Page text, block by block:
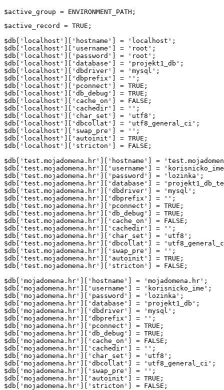
$active_group = ENVIRONMENT_PATH;
$active_record = TRUE;
$db['localhost']['hostname'] = 'localhost';
$db['localhost']['username'] = 'root';
$db['localhost']['password'] = 'root';
$db['localhost']['database'] = 'projekt1_db';
$db['localhost']['dbdriver'] = 'mysql';
$db['localhost']['dbprefix'] = '';
$db['localhost']['pconnect'] = TRUE;
$db['localhost']['db_debug'] = TRUE;
$db['localhost']['cache_on'] = FALSE;
$db['localhost']['cachedir'] = '';
$db['localhost']['char_set'] = 'utf8';
$db['localhost']['dbcollat'] = 'utf8_general_ci';
$db['localhost']['swap_pre'] = '';
$db['localhost']['autoinit'] = TRUE;
$db['localhost']['stricton'] = FALSE;
$db['test.mojadomena.hr']['hostname'] =
$db['test.mojadomena.hr']['username'] =
$db['test.mojadomena.hr']['password'] = 'lozinka';
$db['test.mojadomena.hr']['database'] =
$db['test.mojadomena.hr']['dbdriver'] = 'mysql';
$db['test.mojadomena.hr']['dbprefix'] = '';
$db['test.mojadomena.hr']['pconnect'] = TRUE;
$db['test.mojadomena.hr']['db_debug'] = TRUE;
$db['test.mojadomena.hr']['cache_on'] = FALSE;
$db['test.mojadomena.hr']['cachedir'] = '';
$db['test.mojadomena.hr']['char_set'] = 'utf8';
$db['test.mojadomena.hr']['dbcollat'] =
$db['test.mojadomena.hr']['swap_pre'] = '';
$db['test.mojadomena.hr']['autoinit'] = TRUE;
$db['test.mojadomena.hr']['stricton'] = FALSE;
$db['mojadomena.hr']['hostname'] = 'mojadomena.hr';
$db['mojadomena.hr']['username'] = 'korisnicko_ime';
$db['mojadomena.hr']['password'] = 'lozinka';
$db['mojadomena.hr']['database'] = 'projekt1_db';
$db['mojadomena.hr']['dbdriver'] = 'mysql';
$db['mojadomena.hr']['dbprefix'] = '';
$db['mojadomena.hr']['pconnect'] = TRUE;
$db['mojadomena.hr']['db_debug'] = TRUE;
$db['mojadomena.hr']['cache_on'] = FALSE;
$db['mojadomena.hr']['cachedir'] = '';
$db['mojadomena.hr']['char_set'] = 'utf8';
$db['mojadomena.hr']['dbcollat'] = 'utf8_general_ci';
$db['mojadomena.hr']['swap_pre'] = '';
$db['mojadomena.hr']['autoinit'] = TRUE;
$db['mojadomena.hr']['stricton'] = FALSE;